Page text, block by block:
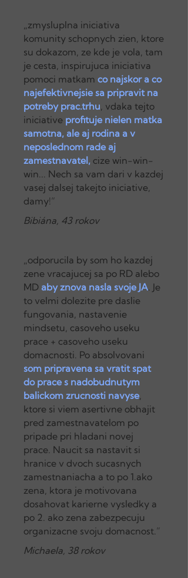
„zmysluplna iniciativa
komunity schopnych zien, ktore
su dokazom, ze kde je vola, tam
je cesta, inspirujuca iniciativa
pomoci matkam co najskor a co
najefektivnejsie sa pripravit na
potreby prac.trhu, vdaka tejto
iniciative profituje nielen matka
samotna, ale aj rodina a v
neposlednom rade aj
zamestnavatel, cize win-win-
win... Nech sa vam dari v kazdej
vasej dalsej takejto iniciative,
damy!”
Bibiána, 43 rokov
„odporucila by som ho kazdej
zene vracajucej sa po RD alebo
MD aby znova nasla svoje JA. Je
to velmi dolezite pre daslie
fungovania, nastavenie
mindsetu, casoveho useku
prace + casoveho useku
domacnosti. Po absolvovani
som pripravena sa vratit spat
do prace s nadobudnutym
balickom zrucnosti navyse,
ktore si viem asertivne obhajit
pred zamestnavatelom po
pripade pri hladani novej
prace. Naucit sa nastavit si
hranice v dvoch sucasnych
zamestnaniacha a to po 1.ako
zena, ktora je motivovana
dosahovat karierne vysledky a
po 2. ako zena zabezpecuju
organizacne svoju domacnost.”
Michaela, 38 rokov